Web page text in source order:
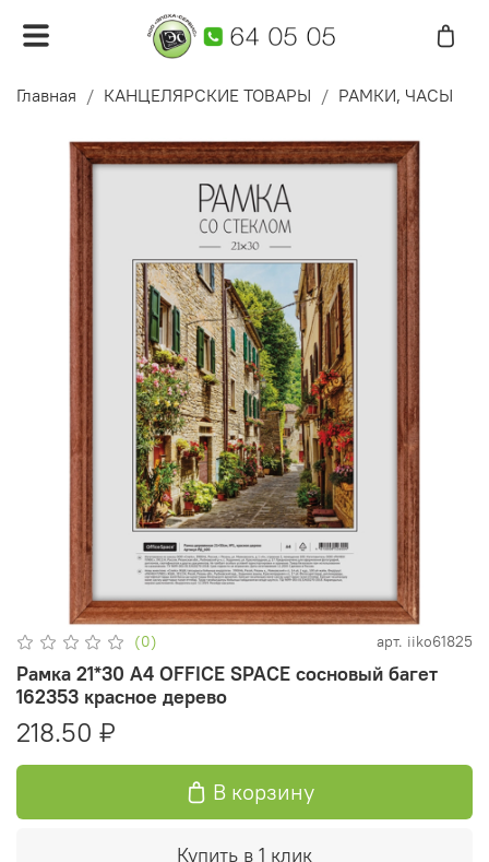
Главная КАНЦЕЛЯРСКИЕ ТОВАРЫ РАМКИ, ЧАСЫ
(0) арт. iiko61825
Рамка 21*30 А4 OFFICE SPACE сосновый багет
162353 красное дерево
218.50 ₽
В корзину
Купить в 1 клик